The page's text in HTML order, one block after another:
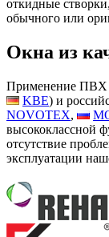
откидные
обычного или
Окна из
Применение ПВХ
KBE) и
NOVOTEX,
высококлассной
отсутствие
эксплуатации